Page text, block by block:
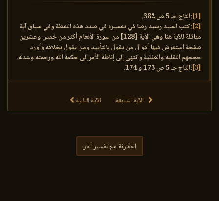
[1] :التاج جـ 5 ص 382.
[2] :كتب السيد رشيد رضا في تفسيره في صدد هذه النقطة وفي سياق آية
مماثلة للآية هنا وهي الآية [128] من سورة الأنعام أكثر من خمس وعشرين
صفحة استعرض فيها أقوال من يقول بالتأييد ومن يقول بخلافه وأورد
حججهم النقلية والعقلية وانتهى إلى إناطة الأمر إلى حكمة الله ورحمته وعدله.
[3] :التاج جـ 5 ص 173 و 174.
الآية السابقة الآية التالية
المقارنة مع تفسير آخر